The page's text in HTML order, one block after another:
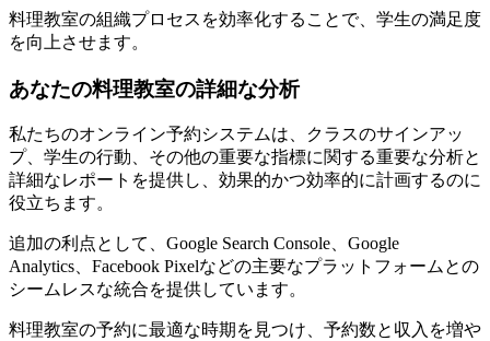
料理教室の組織プロセスを効率化することで、学生の満足度
を向上させます。
あなたの料理教室の詳細な分析
私たちのオンライン予約システムは、クラスのサインアッ
プ、学生の行動、その他の重要な指標に関する重要な分析と
詳細なレポートを提供し、効果的かつ効率的に計画するのに
役立ちます。
追加の利点として、Google Search Console、Google
Analytics、Facebook Pixelなどの主要なプラットフォームとの
シームレスな統合を提供しています。
料理教室の予約に最適な時期を見つけ、予約数と収入を増や